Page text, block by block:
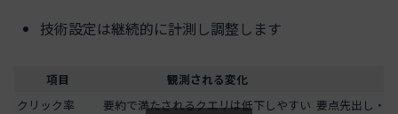
技術設定は継続的に計測し調整します
項目
観測される変化
クリック率
要約で満たされるクエリは低下しやすい 要点先出し・